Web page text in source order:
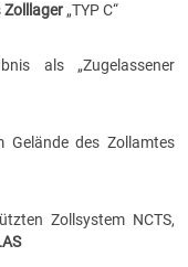
Zolllager „TYP C“
als „Zugelassener
des Zollamtes
Zollsystem NCTS,